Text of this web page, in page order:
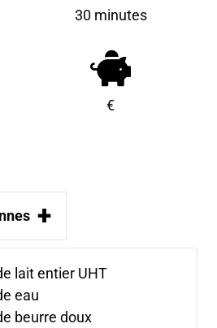
30 minutes
€
+
lait entier UHT
eau
beurre doux